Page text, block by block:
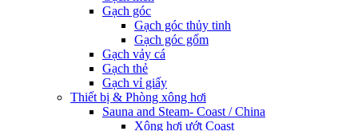
Gạch góc
Gạch góc thủy tinh
Gạch góc gốm
Gạch vảy cá
Gạch thẻ
Gạch vỉ giấy
Thiết bị & Phòng xông hơi
Sauna and Steam- Coast / China
Xông hơi ướt Coast